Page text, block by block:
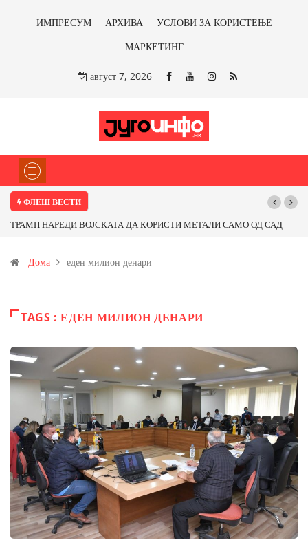
ИМПРЕСУМ АРХИВА
УСЛОВИ ЗА КОРИСТЕЊЕ
МАРКЕТИНГ
август 7, 2026
ФЛЕШ ВЕСТИ
НАРЕДИ ВОЈСКАТА ДА КОРИСТИ МЕТАЛИ САМО ОД САД
и со антимонот?
Дома еден милион денари
TAGS : ЕДЕН МИЛИОН ДЕНАРИ